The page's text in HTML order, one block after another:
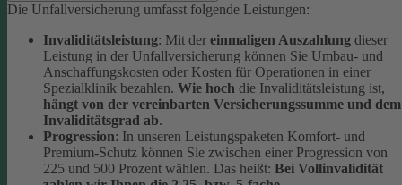
Die Unfallversicherung umfasst folgende Leistungen:
Invaliditätsleistung: Mit der einmaligen Auszahlung dieser
Leistung in der Unfallversicherung können Sie Umbau- und
Anschaffungskosten oder Kosten für Operationen in einer
Spezialklinik bezahlen. Wie hoch die Invaliditätsleistung ist,
hängt von der vereinbarten Versicherungssumme und dem
Invaliditätsgrad ab.
Progression: In unseren Leistungspaketen Komfort- und
Premium-Schutz können Sie zwischen einer Progression von
225 und 500 Prozent wählen. Das heißt: Bei Vollinvalidität